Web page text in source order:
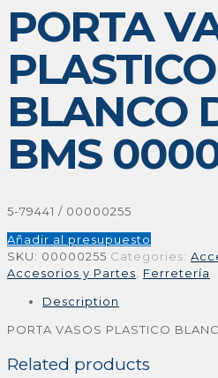
PORTA
PLASTICO
BLANCO
BMS
5-79441 / 00000255
Añadir al presupuesto
SKU: 00000255 Categories:
Accesorios y Partes
Ferretería
Description
PORTA VASOS PLASTICO
Related products